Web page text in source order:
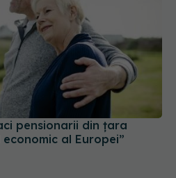
pensionarii din țara
al Europei”